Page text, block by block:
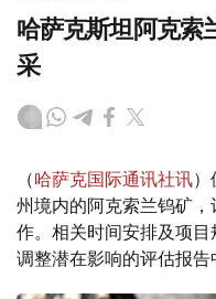
哈萨克斯坦阿克索
采
（哈萨克国际通讯社讯
州境内的阿克索兰钨矿
作。相关时间安排及项
调整潜在影响的评估报告